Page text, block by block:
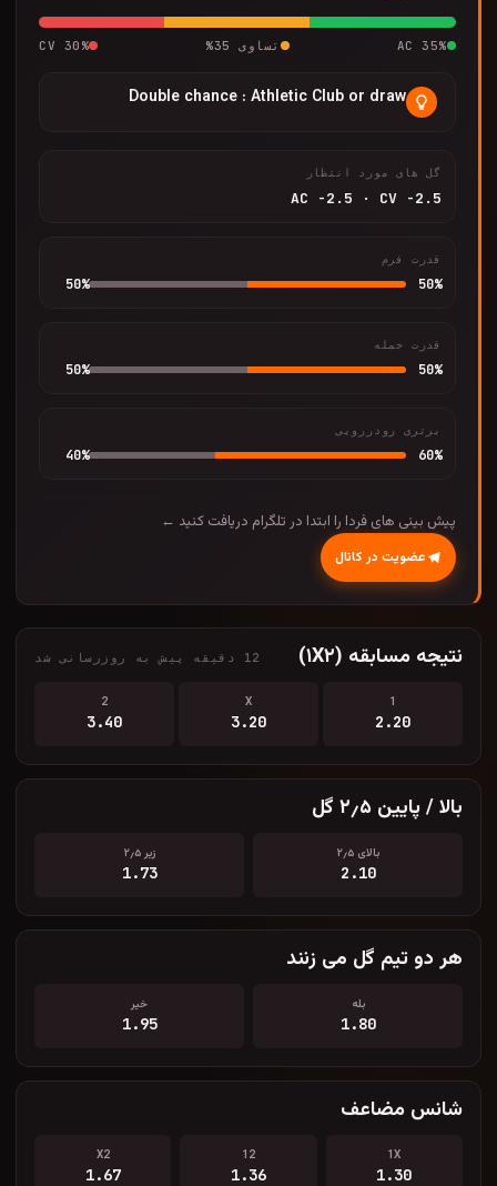
AC 35% تساوی 35
%
CV 30 %
Double chance : Athletic Club or draw
گل های مورد انتظار
AC -2.5 · CV -2.5
قدرت فرم
50%
50%
قدرت حمله
50%
50%
برتری رودررویی
60%
40%
پیش بینی های فردا را ابتدا در تلگرام دریافت کنید ←
عضویت در کانال
نتیجه مسابقه (۱X۲) 12 دقیقه پیش به روزرسانی شد
1
2.20
X
3.20
2
3.40
بالا / پایین ۲٫۵ گل
بالای ۲٫۵
2.10
زیر ۲٫۵
1.73
هر دو تیم گل می زنند
بله
1.80
خیر
1.95
شانس مضاعف
1X
1.30
12
1.36
X2
1.67